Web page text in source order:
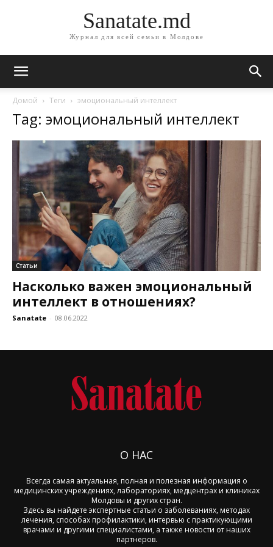
Sanatate.md
Журнал для всей семьи в Молдове
Домой Теги эмоциональный интеллект
Tag: эмоциональный интеллект
Статьи
Насколько важен эмоциональный
интеллект в отношениях?
Sanatate - 08.06.2022
О НАС
Всегда самая актуальная, полная и полезная информация о
медицинских учреждениях, лабораториях, медцентрах и клиниках
Молдовы и других стран.
Здесь вы найдете экспертные статьи о заболеваниях, методах
лечения, способах профилактики, интервью с практикующими
врачами и другими специалистами, а также новости от наших
партнеров.